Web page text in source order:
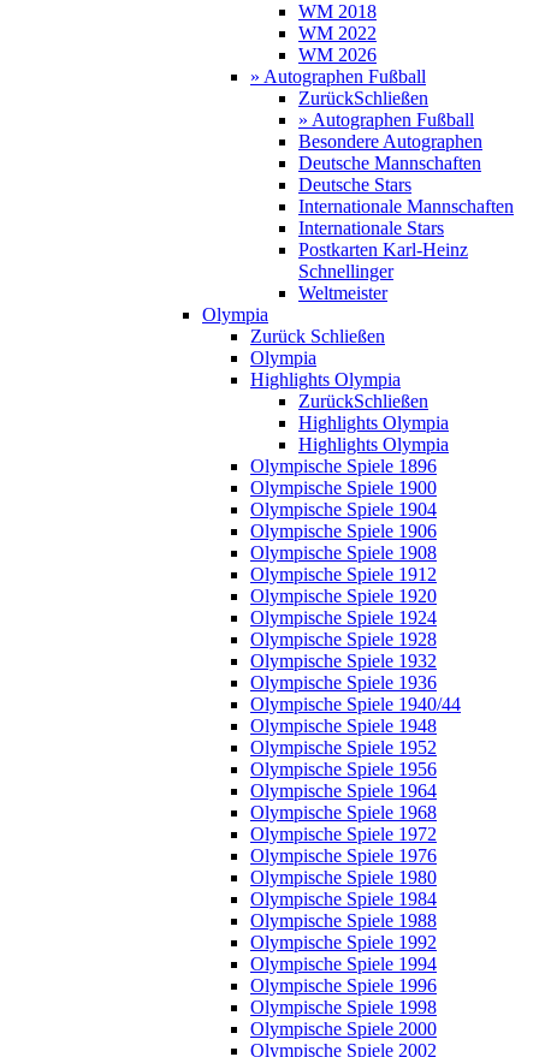
WM 2018
WM 2022
WM 2026
» Autographen Fußball
ZurückSchließen
» Autographen Fußball
Besondere Autographen
Deutsche Mannschaften
Deutsche Stars
Internationale Mannschaften
Internationale Stars
Postkarten Karl-Heinz
Schnellinger
Weltmeister
Olympia
Zurück Schließen
Olympia
Highlights Olympia
ZurückSchließen
Highlights Olympia
Highlights Olympia
Olympische Spiele 1896
Olympische Spiele 1900
Olympische Spiele 1904
Olympische Spiele 1906
Olympische Spiele 1908
Olympische Spiele 1912
Olympische Spiele 1920
Olympische Spiele 1924
Olympische Spiele 1928
Olympische Spiele 1932
Olympische Spiele 1936
Olympische Spiele 1940/44
Olympische Spiele 1948
Olympische Spiele 1952
Olympische Spiele 1956
Olympische Spiele 1964
Olympische Spiele 1968
Olympische Spiele 1972
Olympische Spiele 1976
Olympische Spiele 1980
Olympische Spiele 1984
Olympische Spiele 1988
Olympische Spiele 1992
Olympische Spiele 1994
Olympische Spiele 1996
Olympische Spiele 1998
Olympische Spiele 2000
Olympische Spiele 2002